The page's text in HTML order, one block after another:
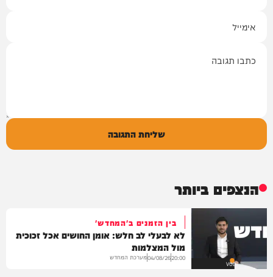
שליחת התגובה
הנצפים ביותר
VOD
בין הזמנים ב'המחדש'
לא לבעלי לב חלש: אומן החושים אכל זכוכית
מול המצלמות
20:00
04/08/26מערכת המחדש